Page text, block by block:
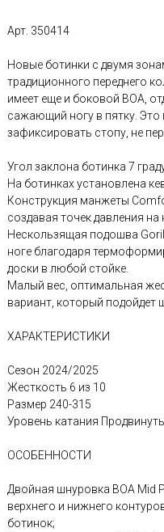
Арт. 350414
Новые ботинки с двумя
традиционного переднего
имеет еще и боковой BOA,
сажающий ногу в пятку. Это
зафиксировать стопу, не
Угол заклона ботинка 7
На ботинках установлена
Конструкция манжеты
создавая точек давления на
Нескользящая подошва
ноге благодаря
доски в любой стойке.
Малый вес, оптимальная
вариант, который подойдет
ХАРАКТЕРИСТИКИ
Сезон 2024/2025
Жесткость 6 из 10
Размер 240-315
Уровень катания
ОСОБЕННОСТИ
Двойная шнуровка BOA Mid
верхнего и нижнего
ботинок;